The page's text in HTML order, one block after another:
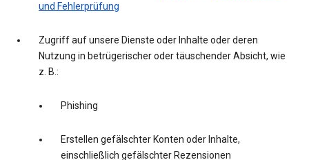
und Fehlerprüfung
Zugriff auf unsere Dienste oder Inhalte oder deren
Nutzung in betrügerischer oder täuschender Absicht, wie
z. B.:
Phishing
Erstellen gefälschter Konten oder Inhalte,
einschließlich gefälschter Rezensionen